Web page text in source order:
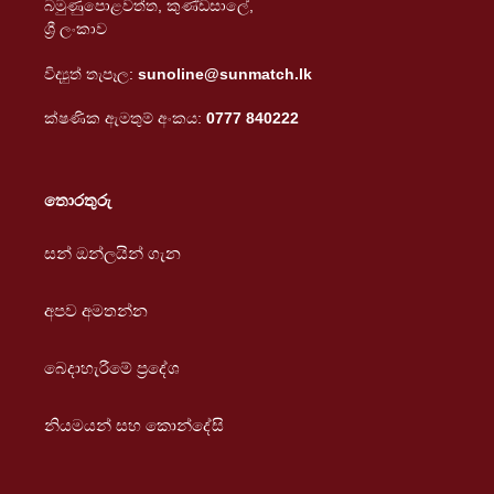
බමුණුපොළවත්ත, කුණ්ඩසාලේ,
ශ්‍රී ලංකාව
විද්‍යුත් තැපෑල: sunoline@sunmatch.lk
ක්ෂණික ඇමතුම් අංකය: 0777 840222
තොරතුරු
සන් ඔන්ලයින් ගැන
අපව අමතන්න
බෙදාහැරීමේ ප්‍රදේශ
නියමයන් සහ කොන්දේසි